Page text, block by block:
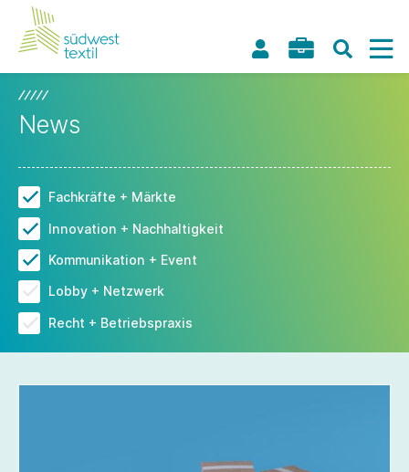
News
Fachkräfte + Märkte
Innovation + Nachhaltigkeit
Kommunikation + Event
Lobby + Netzwerk
Recht + Betriebspraxis